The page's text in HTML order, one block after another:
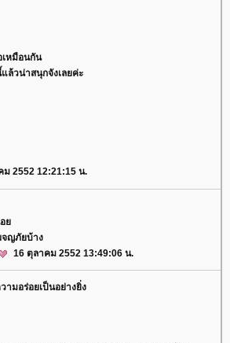
เหมือนกัน
ล้วน่าสนุกจังเลยค่ะ
ม 2552 12:21:15 น.
อ
จญภัยบ้าง
16 ตุลาคม 2552 13:49:06 น.
ามอร่อยเป็นอย่างยิ่ง